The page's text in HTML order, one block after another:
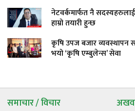
नेटवर्कमार्फत नै
हाम्रो तयारी हुन्छ
कृषि उपज बजार व्यवस्थापन
भयो ‘कृषि एम्बुलेन्स’ सेवा
समाचार / विचार